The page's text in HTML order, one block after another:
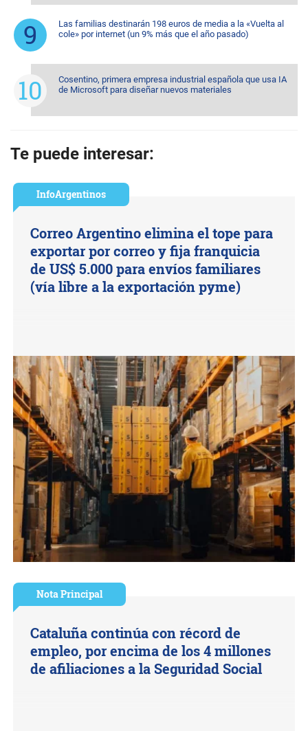
Las familias destinarán 198 euros de media a la «Vuelta al
cole» por internet (un 9% más que el año pasado)
Cosentino, primera empresa industrial española que usa IA
de Microsoft para diseñar nuevos materiales
Te puede interesar:
InfoArgentinos
Correo Argentino elimina el tope para
exportar por correo y fija franquicia
de US$ 5.000 para envíos familiares
(vía libre a la exportación pyme)
Nota Principal
Cataluña continúa con récord de
empleo, por encima de los 4 millones
de afiliaciones a la Seguridad Social